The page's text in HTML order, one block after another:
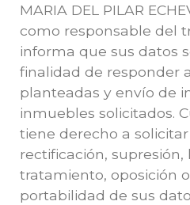
MARIA DEL PILAR
como responsable del
informa que sus datos
finalidad de responder
planteadas y envío de
inmuebles solicitados.
tiene derecho a solicitar
rectificación,
tratamiento, oposición
portabilidad de sus